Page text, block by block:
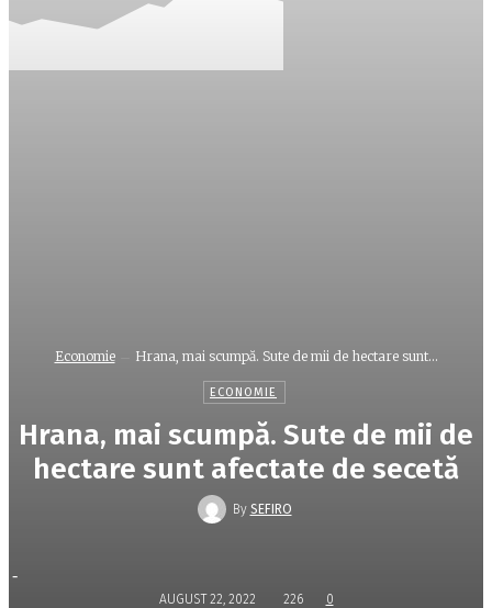
Recuperați-vă parola
Economie Hrana, mai scumpă. Sute de mii de hectare sunt...
ECONOMIE
Hrana, mai scumpă. Sute de mii de
hectare sunt afectate de secetă
By SEFIRO
-
AUGUST 22, 2022 226 0